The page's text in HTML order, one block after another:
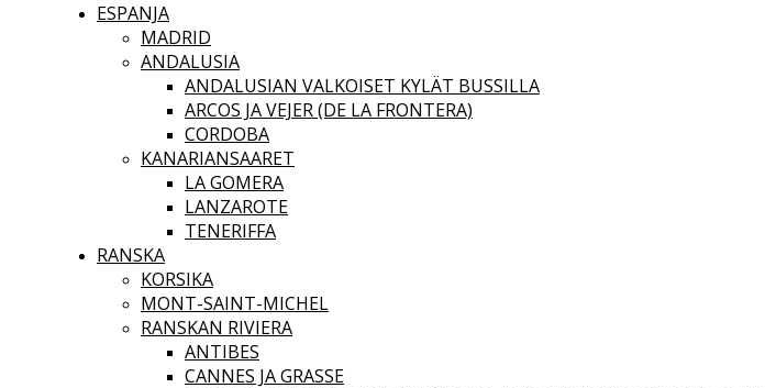
ESPANJA
MADRID
ANDALUSIA
ANDALUSIAN VALKOISET KYLÄT BUSSILLA
ARCOS JA VEJER (DE LA FRONTERA)
CORDOBA
KANARIANSAARET
LA GOMERA
LANZAROTE
TENERIFFA
RANSKA
KORSIKA
MONT-SAINT-MICHEL
RANSKAN RIVIERA
ANTIBES
CANNES JA GRASSE